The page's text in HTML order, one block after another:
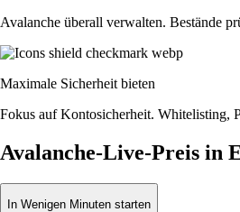
Avalanche überall verwalten. Bestände
Maximale Sicherheit bieten
Fokus auf Kontosicherheit. Whitelisting,
Avalanche-Live-Preis in
In Wenigen Minuten starten